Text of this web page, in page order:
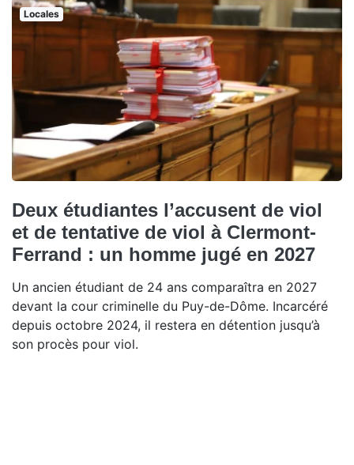
Locales
Deux étudiantes l’accusent de viol
et de tentative de viol à Clermont-
Ferrand : un homme jugé en 2027
Un ancien étudiant de 24 ans comparaîtra en 2027
devant la cour criminelle du Puy-de-Dôme. Incarcéré
depuis octobre 2024, il restera en détention jusqu’à
son procès pour viol.